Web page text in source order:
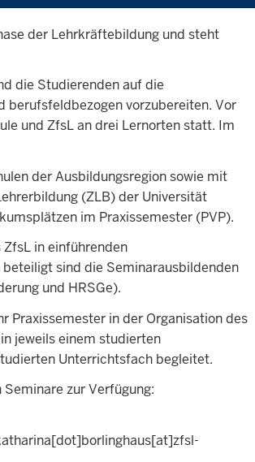
der Lehrkräftebildung und steht
die Studierenden auf die
berufsfeldbezogen vorzubereiten. Vor
und ZfsL an drei Lernorten statt. Im
der Ausbildungsregion sowie mit
(ZLB) der Universität
im Praxissemester (PVP).
in einführenden
sind die Seminarausbildenden
und HRSGe).
Praxissemester in der Organisation des
jeweils einem studierten
Unterrichtsfach begleitet.
zur Verfügung: